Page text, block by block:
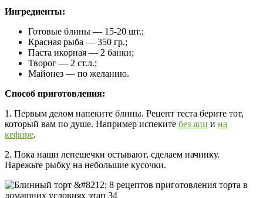
Ингредиенты:
Готовые блины — 15-20 шт.;
Красная рыба — 350 гр.;
Паста икорная — 2 банки;
Творог — 2 ст.л.;
Майонез — по желанию.
Способ приготовления:
1. Первым делом напеките блины. Рецепт теста берите тот,
который вам по душе. Например испеките без яиц и на
кефире.
2. Пока наши лепешечки остывают, сделаем начинку.
Нарежьте рыбку на небольшие кусочки.